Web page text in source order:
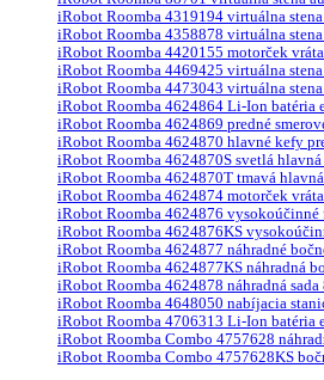
iRobot Roomba 4319194 virtuálna
iRobot Roomba 4358878 virtuálna
iRobot Roomba 4420155 motorček
iRobot Roomba 4469425 virtuálna
iRobot Roomba 4473043 virtuálna
iRobot Roomba 4624864 Li-Ion batéria
iRobot Roomba 4624869 predné
iRobot Roomba 4624870 hlavné kefy
iRobot Roomba 4624870S svetlá hlavná
iRobot Roomba 4624870T tmavá
iRobot Roomba 4624874 motorček
iRobot Roomba 4624876 vysokoúčinné
iRobot Roomba 4624876KS
iRobot Roomba 4624877 náhradné
iRobot Roomba 4624877KS náhradná
iRobot Roomba 4624878 náhradná sada
iRobot Roomba 4648050 nabíjacia
iRobot Roomba 4706313 Li-Ion batéria
iRobot Roomba Combo 4757628
iRobot Roomba Combo 4757628KS